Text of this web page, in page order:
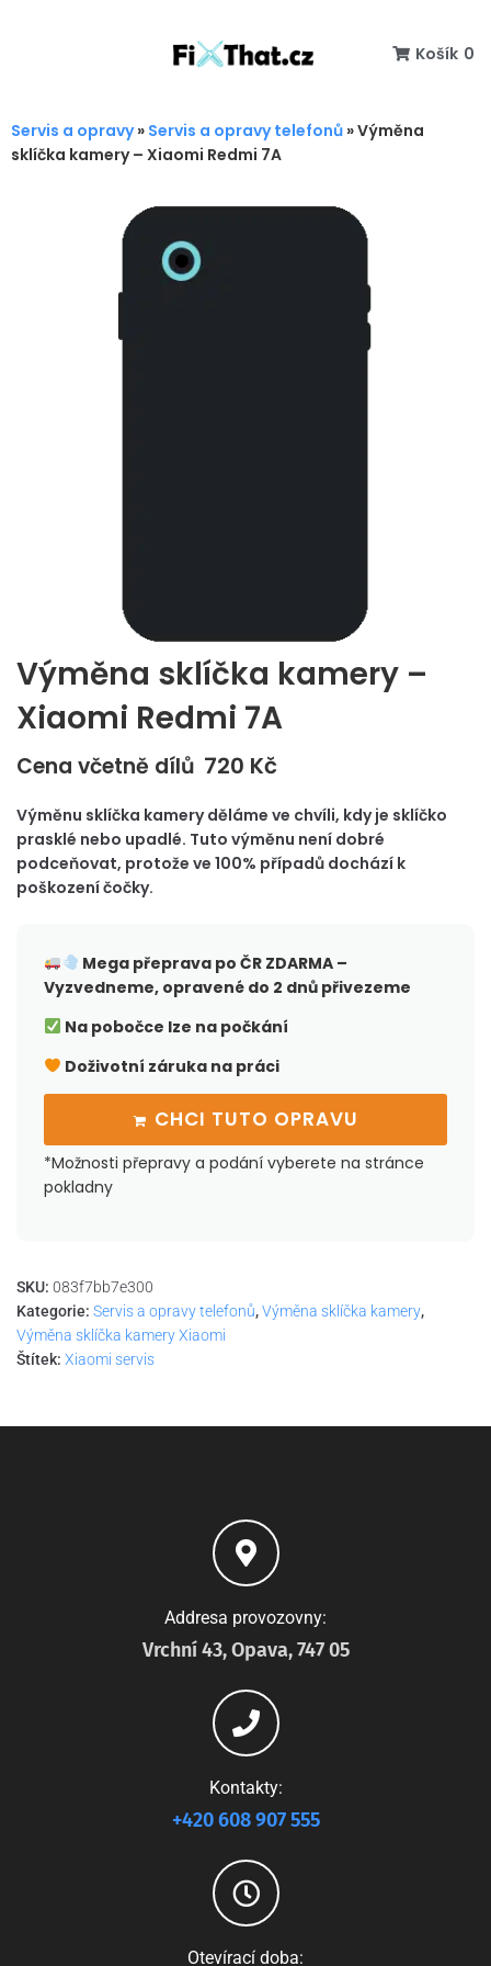
Košík 0
Servis a opravy» Servis a opravy telefonů »Výměna
sklíčka kamery – Xiaomi Redmi 7A
Výměna sklíčka kamery –
Xiaomi Redmi 7A
Cena včetně dílů 720 Kč
Výměnu sklíčka kamery děláme ve chvíli, kdy je sklíčko
prasklé nebo upadlé. Tuto výměnu není dobré
podceňovat, protože ve 100% případů dochází k
poškození čočky.
Mega přeprava po ČRZDARMA –
Vyzvedneme, opravené do 2 dnů přivezeme
Na pobočce lze na počkání
Doživotní záruka na práci
CHCI TUTO OPRAVU
*Možnosti přepravy a podání vyberete na stránce
pokladny
SKU: 083f7bb7e300
Kategorie: Servis a opravy telefonů,Výměna sklíčka kamery,
Výměna sklíčka kamery Xiaomi
Štítek: Xiaomi servis
Addresa provozovny:
Vrchní 43, Opava, 747 05
Kontakty:
+420 608 907 555
Otevírací doba: